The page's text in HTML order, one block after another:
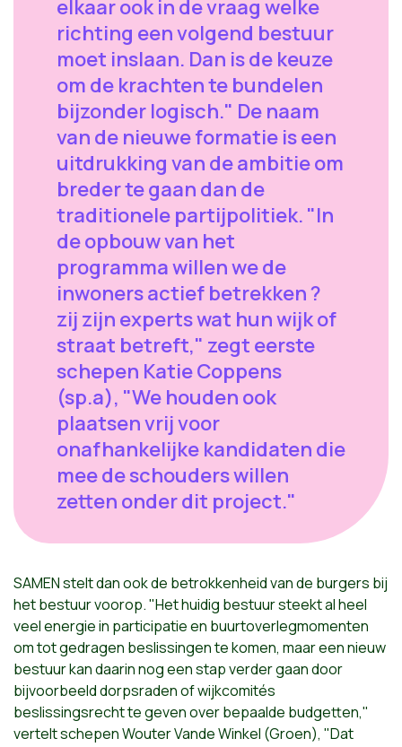
elkaar ook in de vraag welke
richting een volgend bestuur
moet inslaan. Dan is de keuze
om de krachten te bundelen
bijzonder logisch." De naam
van de nieuwe formatie is een
uitdrukking van de ambitie om
breder te gaan dan de
traditionele partijpolitiek. "In
de opbouw van het
programma willen we de
inwoners actief betrekken ?
zij zijn experts wat hun wijk of
straat betreft," zegt eerste
schepen Katie Coppens
(sp.a), "We houden ook
plaatsen vrij voor
onafhankelijke kandidaten die
mee de schouders willen
zetten onder dit project."
SAMEN stelt dan ook de betrokkenheid van de burgers bij
het bestuur voorop. "Het huidig bestuur steekt al heel
veel energie in participatie en buurtoverlegmomenten
om tot gedragen beslissingen te komen, maar een nieuw
bestuur kan daarin nog een stap verder gaan door
bijvoorbeeld dorpsraden of wijkcomités
beslissingsrecht te geven over bepaalde budgetten,"
vertelt schepen Wouter Vande Winkel (Groen), "Dat